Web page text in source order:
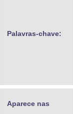
Palavras-chave:
Aparece nas